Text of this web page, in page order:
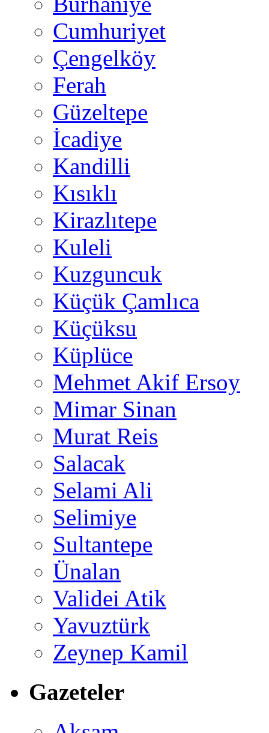
Cumhuriyet
Çengelköy
Ferah
Güzeltepe
İcadiye
Kandilli
Kısıklı
Kirazlıtepe
Kuleli
Kuzguncuk
Küçük Çamlıca
Küçüksu
Küplüce
Mehmet Akif Ersoy
Mimar Sinan
Murat Reis
Salacak
Selami Ali
Selimiye
Sultantepe
Ünalan
Validei Atik
Yavuztürk
Zeynep Kamil
Gazeteler